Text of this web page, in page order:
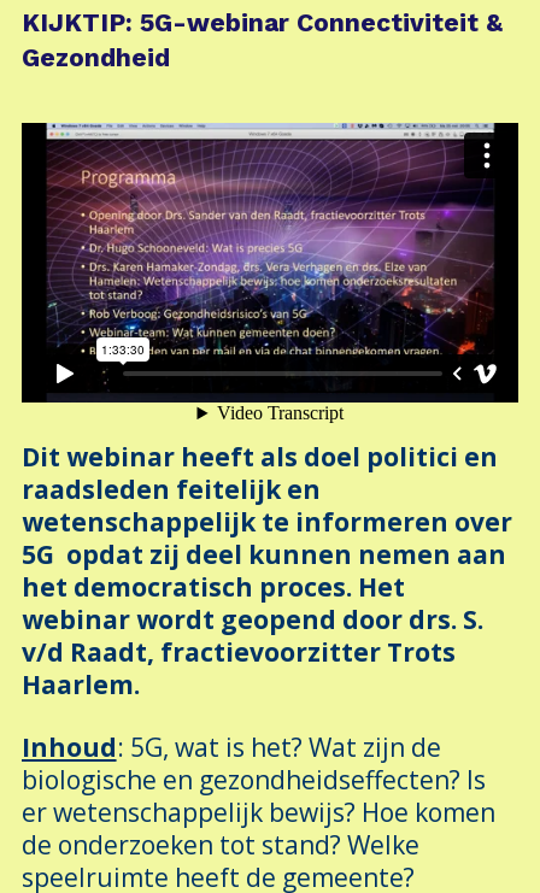
KIJKTIP: 5G-webinar Connectiviteit &
Gezondheid
Dit webinar heeft als doel politici en
raadsleden feitelijk en
wetenschappelijk te informeren over
5G opdat zij deel kunnen nemen aan
het democratisch proces. Het
webinar wordt geopend door drs. S.
v/d Raadt, fractievoorzitter Trots
Haarlem.
Inhoud: 5G, wat is het? Wat zijn de
biologische en gezondheidseffecten? Is
erwetenschappelijk bewijs? Hoe komen
de onderzoeken tot stand? Welke
speelruimte heeft de gemeente?